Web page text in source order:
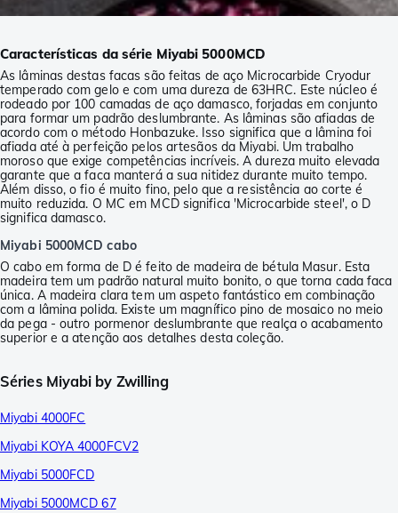
Características da série Miyabi 5000MCD
As lâminas destas facas são feitas de aço Microcarbide Cryodur
temperado com gelo e com uma dureza de 63HRC. Este núcleo é
rodeado por 100 camadas de aço damasco, forjadas em conjunto
para formar um padrão deslumbrante. As lâminas são afiadas de
acordo com o método Honbazuke. Isso significa que a lâmina foi
afiada até à perfeição pelos artesãos da Miyabi. Um trabalho
moroso que exige competências incríveis. A dureza muito elevada
garante que a faca manterá a sua nitidez durante muito tempo.
Além disso, o fio é muito fino, pelo que a resistência ao corte é
muito reduzida. O MC em MCD significa 'Microcarbide steel', o D
significa damasco.
Miyabi 5000MCD cabo
O cabo em forma de D é feito de madeira de bétula Masur. Esta
madeira tem um padrão natural muito bonito, o que torna cada faca
única. A madeira clara tem um aspeto fantástico em combinação
com a lâmina polida. Existe um magnífico pino de mosaico no meio
da pega - outro pormenor deslumbrante que realça o acabamento
superior e a atenção aos detalhes desta coleção.
Séries Miyabi by Zwilling
Miyabi 4000FC
Miyabi KOYA 4000FCV2
Miyabi 5000FCD
Miyabi 5000MCD 67